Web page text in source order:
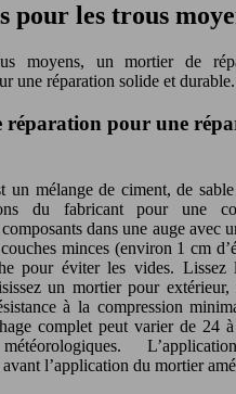
pour les trous
moyens, un mortier de
une réparation solide et durable.
pour une
un mélange de ciment, de sable
du fabricant pour une
dans une auge avec
minces (environ 1 cm
pour éviter les vides. Lissez
un mortier pour
à la compression
complet peut varier de 24
avant l’application du mortier